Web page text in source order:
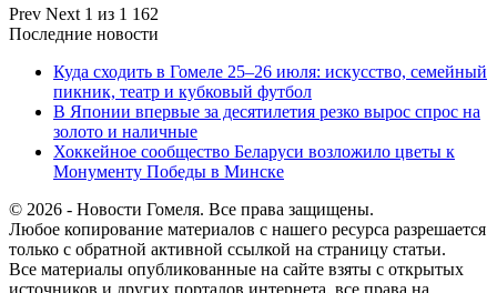
Prev Next 1 из 1 162
Последние новости
Куда сходить в Гомеле 25–26 июля: искусство, семейный
пикник, театр и кубковый футбол
В Японии впервые за десятилетия резко вырос спрос на
золото и наличные
Хоккейное сообщество Беларуси возложило цветы к
Монументу Победы в Минске
© 2026 - Новости Гомеля. Все права защищены.
Любое копирование материалов с нашего ресурса разрешается
только с обратной активной ссылкой на страницу статьи.
Все материалы опубликованные на сайте взяты с открытых
источников и других порталов интернета, все права на